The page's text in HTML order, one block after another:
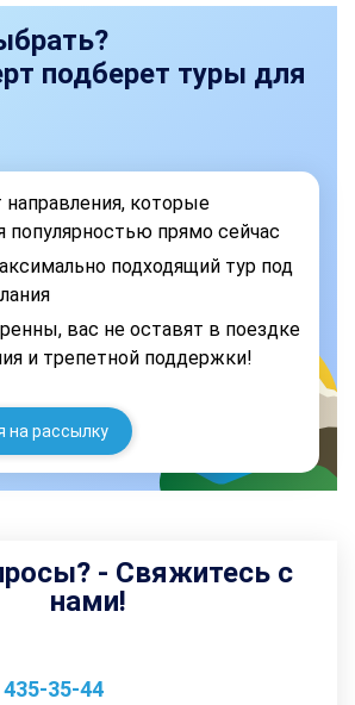
подберет туры для
которые
популярностью прямо сейчас
подходящий тур под
вас не оставят в поездке
и трепетной поддержки!
на рассылку
- Свяжитесь с
нами!
35-44